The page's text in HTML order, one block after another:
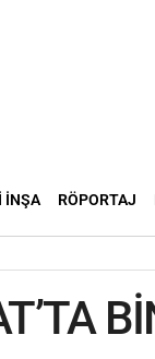
İNŞA RÖPORTAJ